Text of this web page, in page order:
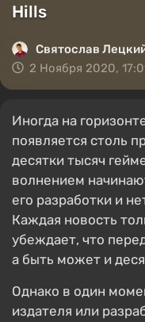
Hills
Святослав
2 Ноября 2020,
Иногда на
появляется столь
десятки тысяч
волнением
его разработки и
Каждая новость
убеждает, что
а быть может и
Однако в один
издателя или